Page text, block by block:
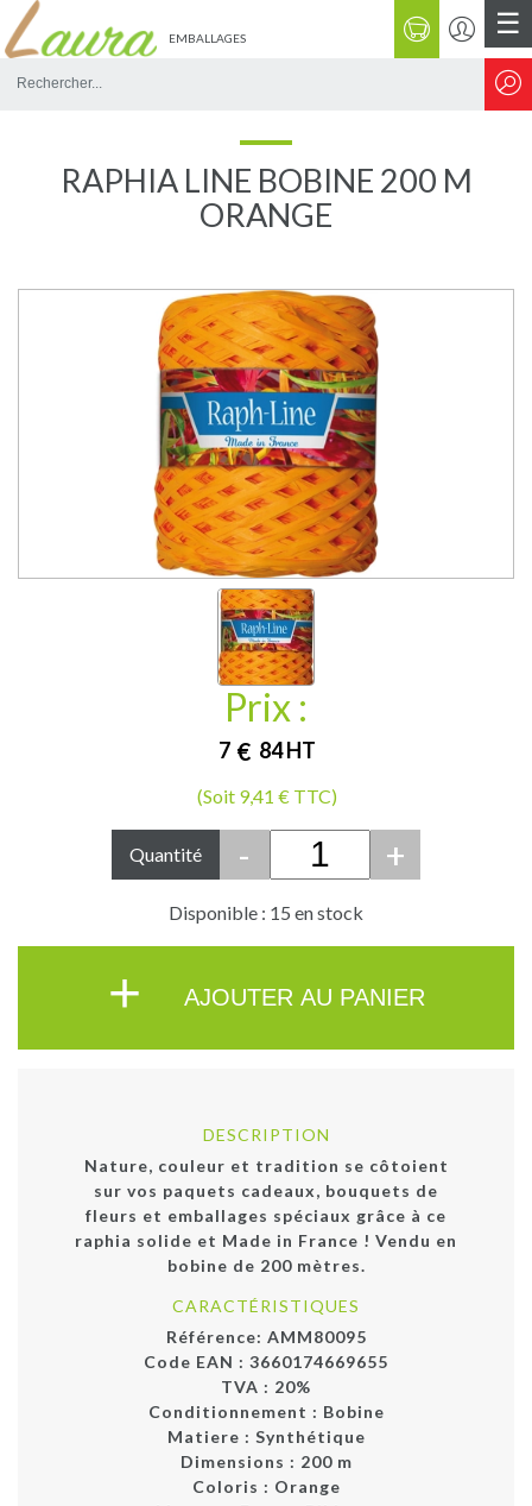
☰
EMBALLAGES
RAPHIA LINE BOBINE 200 M
ORANGE
Prix :
7 € 84HT
(Soit 9,41 € TTC)
Quantité - +
Disponible : 15 en stock
+ AJOUTER AU PANIER
DESCRIPTION
Nature, couleur et tradition se côtoient
sur vos paquets cadeaux, bouquets de
fleurs et emballages spéciaux grâce à ce
raphia solide et Made in France ! Vendu en
bobine de 200 mètres.
CARACTÉRISTIQUES
Référence: AMM80095
Code EAN : 3660174669655
TVA : 20%
Conditionnement : Bobine
Matiere : Synthétique
Dimensions : 200 m
Coloris : Orange